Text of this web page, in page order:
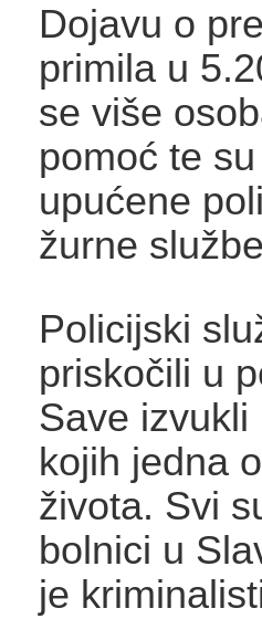
Dojavu o
primila u
se više
pomoć te
upućene
žurne
Policijski
priskočili u
Save
kojih jedna
života. Svi
bolnici u
je